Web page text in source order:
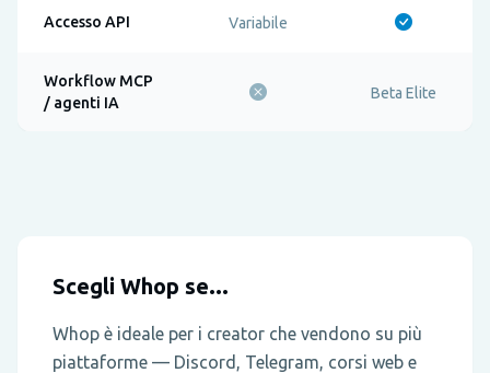
Accesso API Variabile
Workflow MCP
/ agenti IA
Beta Elite
Scegli Whop se...
Whop è ideale per i creator che vendono su più
piattaforme — Discord, Telegram, corsi web e